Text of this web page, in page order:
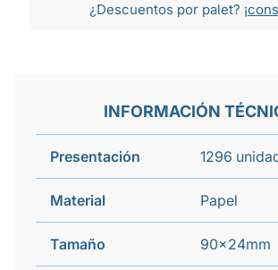
¿Descuentos por palet?
INFORMACIÓN
Presentación 1296
Material Papel
Tamaño 90x24mm